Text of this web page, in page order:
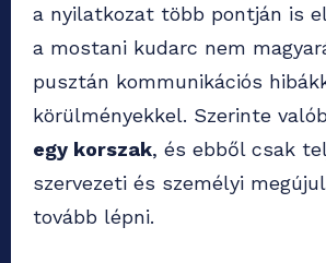
a nyilatkozat több pontján is
a mostani kudarc nem
pusztán kommunikációs
körülményekkel. Szerinte
egy korszak, és ebből csak
szervezeti és személyi
tovább lépni.